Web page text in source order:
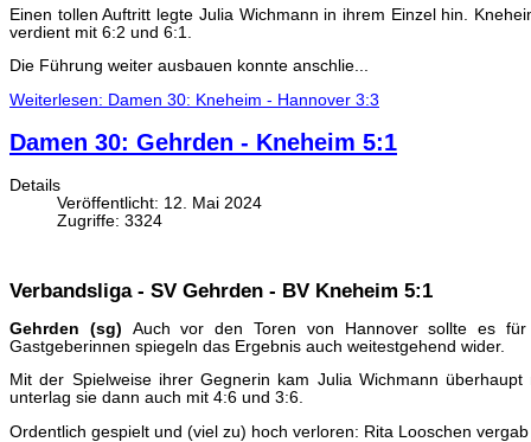
Einen tollen Auftritt legte Julia Wichmann in ihrem Einzel hin.
verdient mit 6:2 und 6:1.
Die Führung weiter ausbauen konnte anschlie...
Weiterlesen: Damen 30: Kneheim - Hannover 3:3
Damen 30: Gehrden - Kneheim 5:1
Details
Veröffentlicht: 12. Mai 2024
Zugriffe: 3324
Verbandsliga - SV Gehrden - BV Kneheim 5:1
Gehrden (sg) Auch vor den Toren von Hannover sollte es
Gastgeberinnen spiegeln das Ergebnis auch weitestgehend wider.
Mit der Spielweise ihrer Gegnerin kam Julia Wichmann
unterlag sie dann auch mit 4:6 und 3:6.
Ordentlich gespielt und (viel zu) hoch verloren: Rita Looschen